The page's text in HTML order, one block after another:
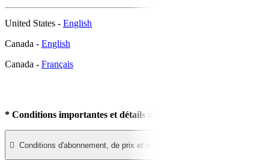
United States - English
Canada - English
Canada - Français
* Conditions importantes et détails de l'offre :
 Conditions d'abonnement, de prix et de renouvellement automatique :